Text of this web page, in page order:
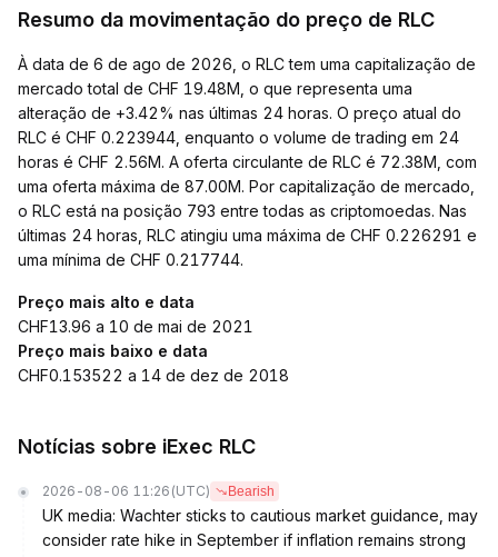
Resumo da movimentação do preço de RLC
À data de 6 de ago de 2026, o RLC tem uma capitalização de
mercado total de CHF 19.48M, o que representa uma
alteração de +3.42% nas últimas 24 horas. O preço atual do
RLC é CHF 0.223944, enquanto o volume de trading em 24
horas é CHF 2.56M. A oferta circulante de RLC é 72.38M, com
uma oferta máxima de 87.00M. Por capitalização de mercado,
o RLC está na posição 793 entre todas as criptomoedas. Nas
últimas 24 horas, RLC atingiu uma máxima de CHF 0.226291 e
uma mínima de CHF 0.217744.
Preço mais alto e data
CHF13.96 a 10 de mai de 2021
Preço mais baixo e data
CHF0.153522 a 14 de dez de 2018
Notícias sobre iExec RLC
2026-08-06 11:26 (UTC) Bearish
UK media: Wachter sticks to cautious market guidance, may
consider rate hike in September if inflation remains strong